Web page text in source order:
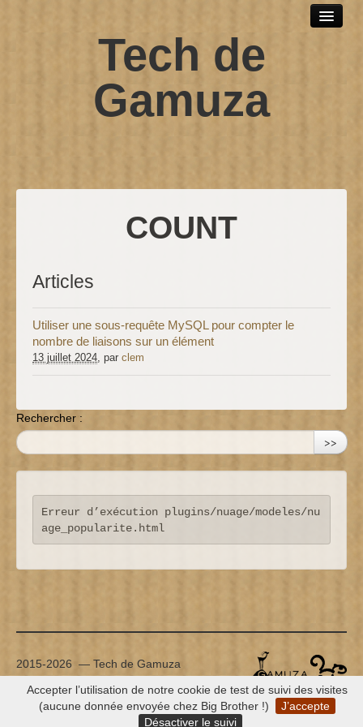
Accepter l’utilisation de notre cookie de test de suivi des visites
(aucune donnée envoyée chez Big Brother !)
J’accepte
Désactiver le suivi
Tech de
Gamuza
Outils et logiciels
Scripts sh
SPIP
Contact
COUNT
Articles
Utiliser une sous-requête MySQL pour compter le
nombre de liaisons sur un élément
13 juillet 2024 , par clem
Rechercher :
>>
Erreur d’exécution plugins/nuage/modeles/nu
age_popularite.html
2015-2026 — Tech de Gamuza
Plan du site|Se connecter| Mentions Légales |
RSS 2.0